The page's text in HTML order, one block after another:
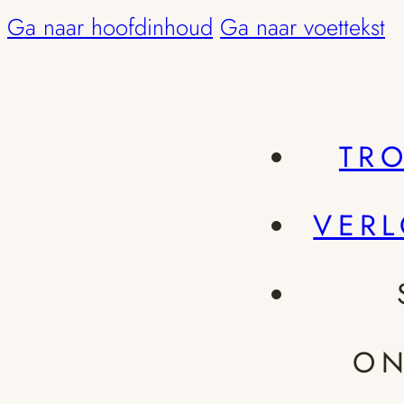
Ga naar hoofdinhoud Ga naar voettekst